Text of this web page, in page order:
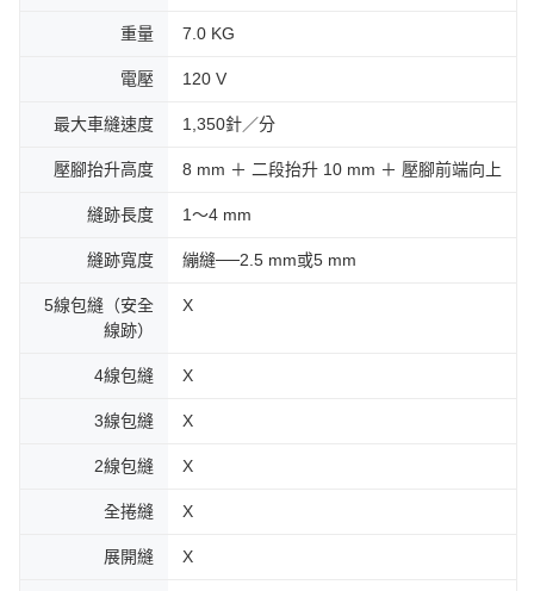
重量 7.0 KG
電壓 120 V
最大車縫速度 1,350針／分
壓腳抬升高度 8 mm ＋ 二段抬升 10 mm ＋ 壓腳前端向上
縫跡長度 1～4 mm
縫跡寬度 繃縫──2.5 mm或5 mm
5線包縫（安全
線跡）
X
4線包縫 X
3線包縫 X
2線包縫 X
全捲縫 X
展開縫 X